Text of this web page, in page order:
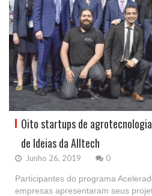
Oito startups de
de Ideias da Alltech
Junho 26, 2019 0
Participantes do programa
empresas apresentaram seus